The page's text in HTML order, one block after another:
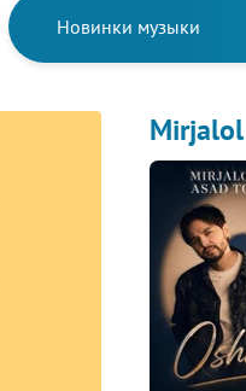
Новинки музыки
Mirjalol